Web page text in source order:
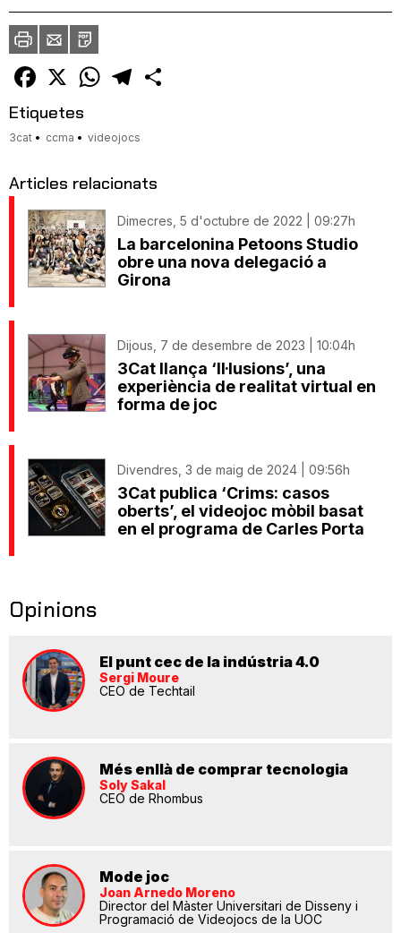
ImprimirEnvia
un
amic
PDF
Facebook
X WhatsAppTelegram
Etiquetes
3cat ccma videojocs
Articles relacionats
Dimecres, 5 d'octubre de 2022 | 09:27h
La barcelonina Petoons Studio
obre una nova delegació a
Girona
Dijous, 7 de desembre de 2023 | 10:04h
3Cat llança ‘Il·lusions’, una
experiència de realitat virtual en
forma de joc
Divendres, 3 de maig de 2024 | 09:56h
3Cat publica ‘Crims: casos
oberts’, el videojoc mòbil basat
en el programa de Carles Porta
Opinions
El punt cec de la indústria 4.0
Sergi Moure
CEO de Techtail
Més enllà de comprar tecnologia
Soly Sakal
CEO de Rhombus
Mode joc
Joan Arnedo Moreno
Director del Màster Universitari de Disseny i
Programació de Videojocs de la UOC